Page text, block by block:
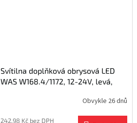
Svítilna doplňková obrysová LED
WAS W168.4/1172, 12-24V, levá,
Obvykle 26 dnů
242,98 Kč bez DPH